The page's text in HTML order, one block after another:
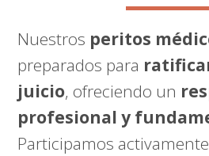
Nuestros peritos
preparados para
juicio, ofreciendo un
profesional y
Participamos